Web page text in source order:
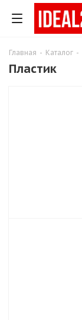
Главная - Каталог -
Пластик